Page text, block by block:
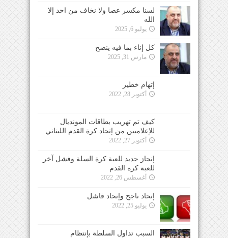
لسنا مكسر عصا ولا نخاف من احد إلا
الله
يوليو 6, 2025
كل إناء بما فيه ينضح
مارس 31, 2025
إتهام خطير
أكتوبر 28, 2022
كيف تم تهريب بطاقات المونديال
للإعلاميين من إتحاد كرة القدم اللبناني
أكتوبر 27, 2022
إنجاز جديد للعبة كرة السلة وفشل آخر
للعبة كرة القدم
أغسطس 26, 2022
إتحاد ناجح وإتحاد فاشل
يوليو 25, 2022
السبب تداول السلطة بإنتظام